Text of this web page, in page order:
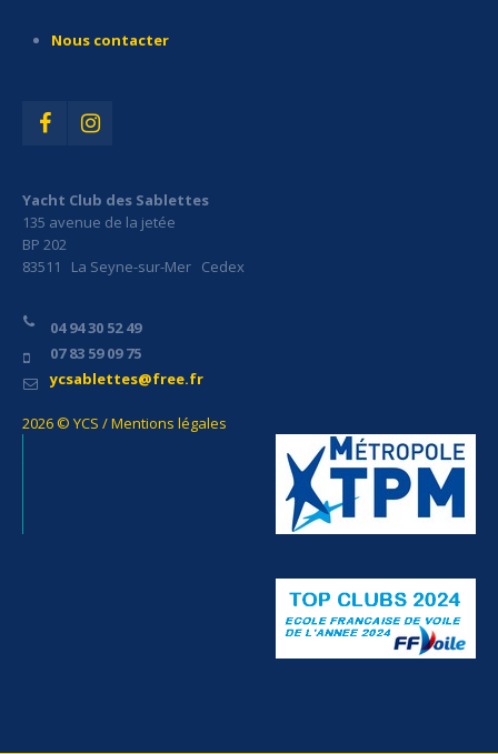
Nous contacter
Yacht Club des Sablettes
135 avenue de la jetée
BP 202
83511 La Seyne-sur-Mer Cedex
04 94 30 52 49
07 83 59 09 75
ycsablettes@free.fr
2026 © YCS / Mentions légales